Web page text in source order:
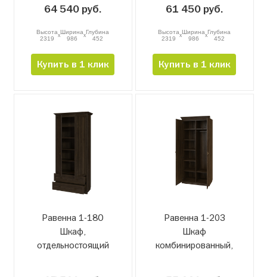
64 540 руб.
Высота
2319
xШирина
986
xГлубина
452
Купить в 1 клик
61 450 руб.
Высота
2319
xШирина
986
xГлубина
452
Купить в 1 клик
Равенна 1-18О
Шкаф,
отдельностоящий
Равенна 1-20З
Шкаф
комбинированный,